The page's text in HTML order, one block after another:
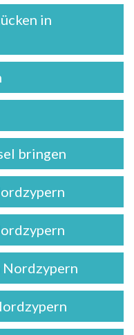
in
bringen